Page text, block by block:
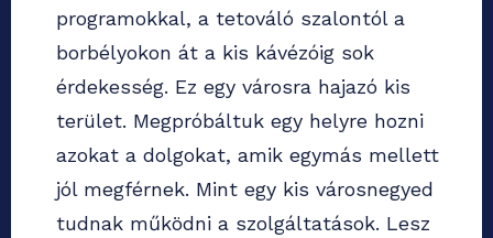
programokkal, a tetováló szalontól a
borbélyokon át a kis kávézóig sok
érdekesség. Ez egy városra hajazó kis
terület. Megpróbáltuk egy helyre hozni
azokat a dolgokat, amik egymás mellett
jól megférnek. Mint egy kis városnegyed
tudnak működni a szolgáltatások. Lesz